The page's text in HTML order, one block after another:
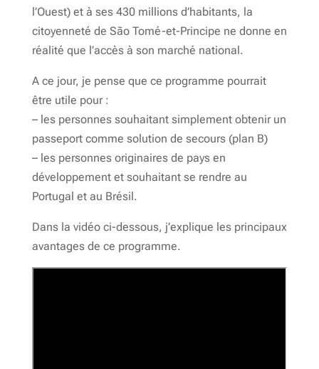
l’Ouest) et à ses 430 millions d’habitants, la
citoyenneté de São Tomé-et-Principe ne donne en
réalité que l’accès à son marché national.
A ce jour, je pense que ce programme pourrait
être utile pour :
– les personnes souhaitant simplement obtenir un
passeport comme solution de secours (plan B)
– les personnes originaires de pays en
développement et souhaitant se rendre au
Portugal et au Brésil.
Dans la vidéo ci-dessous, j’explique les principaux
avantages de ce programme.